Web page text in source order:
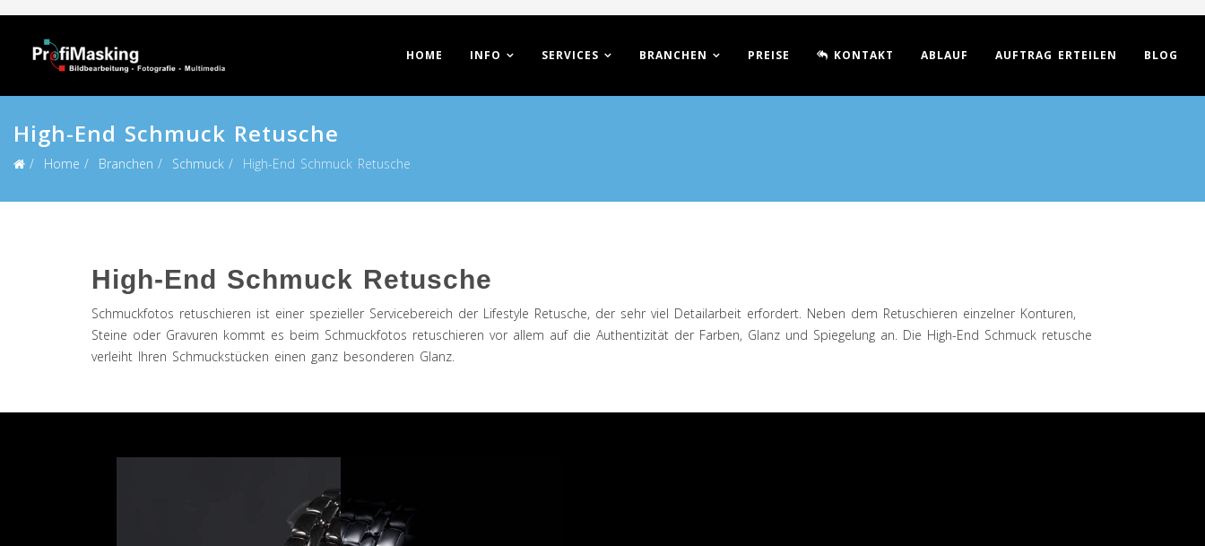
HOME INFO SERVICES BRANCHEN PREISE KONTAKT ABLAUF AUFTRAG ERTEILEN BLOG
High-End Schmuck Retusche
Home Branchen Schmuck High-End Schmuck Retusche
High-End Schmuck Retusche
Schmuckfotos retuschieren ist einer spezieller Servicebereich der Lifestyle Retusche, der sehr viel Detailarbeit erfordert. Neben dem Retuschieren einzelner Konturen,
Steine oder Gravuren kommt es beim Schmuckfotos retuschieren vor allem auf die Authentizität der Farben, Glanz und Spiegelung an. Die High-End Schmuck retusche
verleiht Ihren Schmuckstücken einen ganz besonderen Glanz.